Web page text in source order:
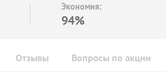
Экономия:
94%
Отзывы Вопросы по акции